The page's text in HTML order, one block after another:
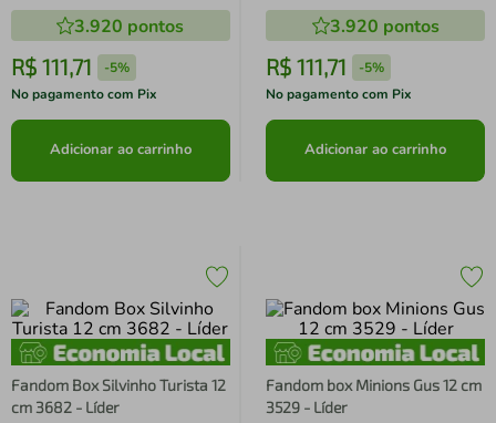
3.920 pontos
R$ 111,71 -5%
No pagamento com Pix
Adicionar ao carrinho
3.920 pontos
R$ 111,71 -5%
No pagamento com Pix
Adicionar ao carrinho
Fandom Box Silvinho Turista 12
cm 3682 - Líder
Fandom box Minions Gus 12 cm
3529 - Líder